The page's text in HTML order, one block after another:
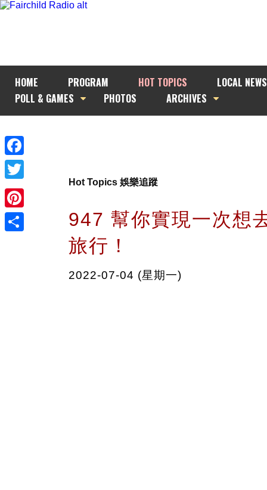
HOME PROGRAM HOT TOPICS
LOCAL NEWS
POLL & GAMES
PHOTOS ARCHIVES
Facebook
Twitter
Pinterest
Hot Topics 娛樂追蹤
947 幫你實現一次想
旅行！
2022-07-04 (星期一)